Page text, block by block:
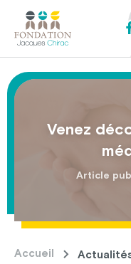
Venez
Article
Accueil